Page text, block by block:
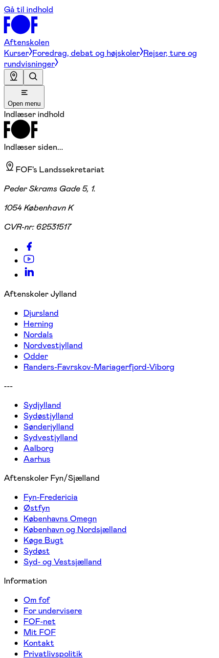
Gå til indhold
Aftenskolen
Kurser Foredrag, debat og højskoler Rejser, ture og
rundvisninger
Open menu
Indlæser indhold
Indlæser siden...
FOF's Landssekretariat
Peder Skrams Gade 5, 1.
1054 København K
CVR-nr: 62531517
Aftenskoler Jylland
Djursland
Herning
Nordals
Nordvestjylland
Odder
Randers-Favrskov-Mariagerfjord-Viborg
---
Sydjylland
Sydøstjylland
Sønderjylland
Sydvestjylland
Aalborg
Aarhus
Aftenskoler Fyn/Sjælland
Fyn-Fredericia
Østfyn
Københavns Omegn
København og Nordsjælland
Køge Bugt
Sydøst
Syd- og Vestsjælland
Information
Om fof
For undervisere
FOF-net
Mit FOF
Kontakt
Privatlivspolitik